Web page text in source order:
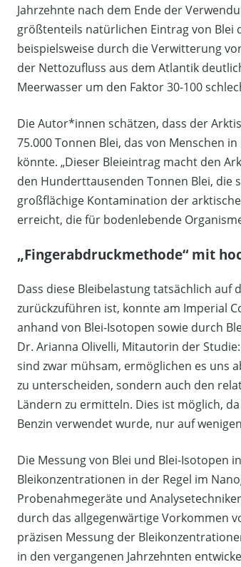
Jahrzehnte nach dem Ende der
größtenteils natürlichen Eintrag von
beispielsweise durch die Verwitterung
der Nettozufluss aus dem Atlantik
Meerwasser um den Faktor 30-100
Die Autor*innen schätzen, dass der
75.000 Tonnen Blei, das von Menschen
könnte. „Dieser Bleieintrag macht den
den Hunderttausenden Tonnen Blei, die
großflächige Kontamination der
erreicht, die für bodenlebende
„Fingerabdruckmethode“ mit
Dass diese Bleibelastung tatsächlich
zurückzuführen ist, konnte am Imperial
anhand von Blei-Isotopen sowie durch
Dr. Arianna Olivelli, Mitautorin der
sind zwar mühsam, ermöglichen es uns
zu unterscheiden, sondern auch den
Ländern zu ermitteln. Dies ist möglich,
Benzin verwendet wurde, nur auf
Die Messung von Blei und Blei-Isotopen
Bleikonzentrationen in der Regel im
Probenahmegeräte und
durch das allgegenwärtige Vorkommen
präzisen Messung der
in den vergangenen Jahrzehnten